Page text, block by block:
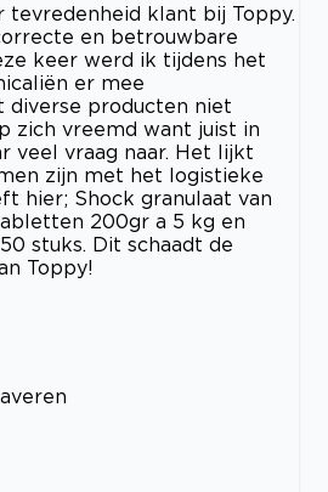
tevredenheid klant bij Toppy.
en betrouwbare
keer werd ik tijdens het
er mee
diverse producten niet
zich vreemd want juist in
veel vraag naar. Het lijkt
zijn met het logistieke
hier; Shock granulaat van
200gr a 5 kg en
stuks. Dit schaadt de
Toppy!